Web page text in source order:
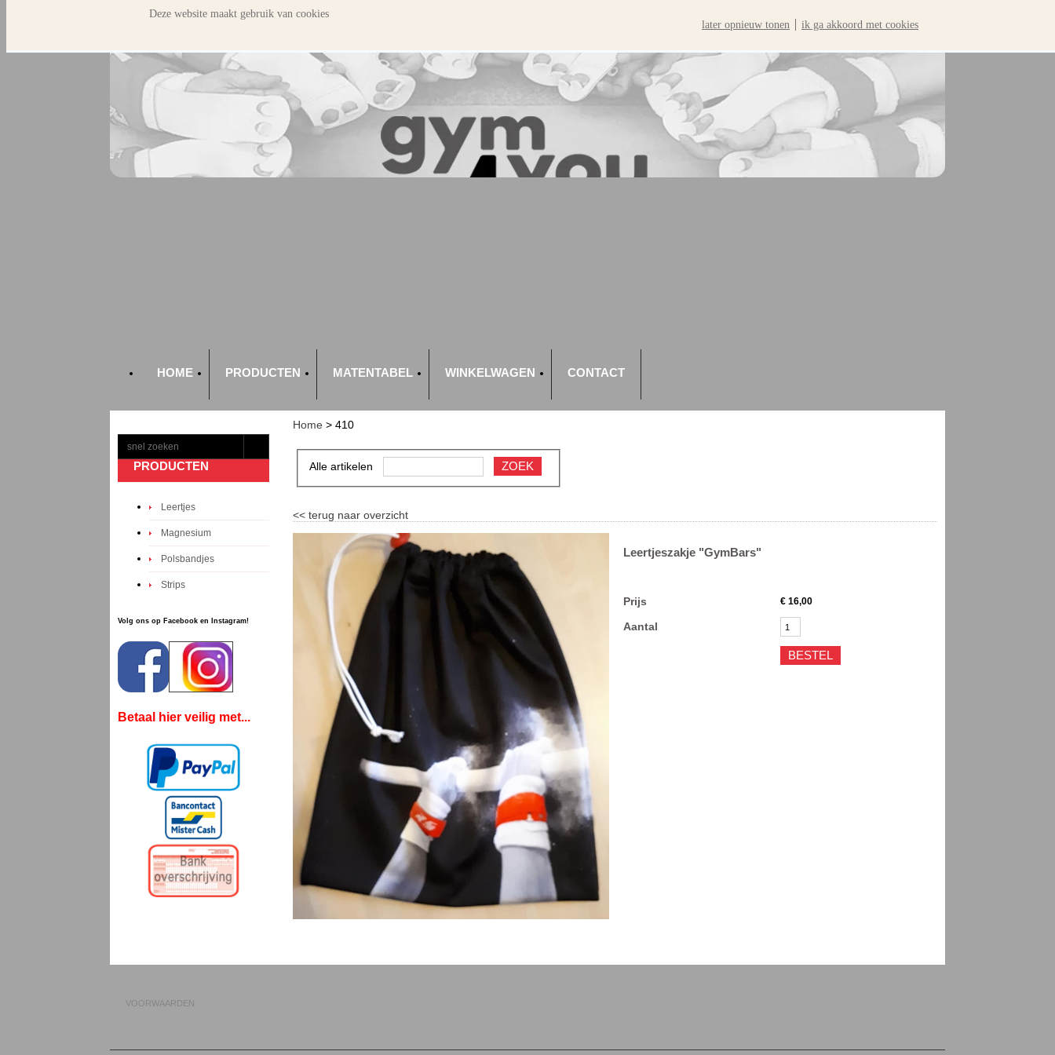
HOME PRODUCTEN MATENTABEL WINKELWAGEN CONTACT
PRODUCTEN
Leertjes
Magnesium
Polsbandjes
Strips
Volg ons op Facebook en Instagram!
Betaal hier veilig met...
Home >410
Alle artikelen ZOEK
<<terug naar overzicht
Leertjeszakje "GymBars"
Prijs € 16,00
Aantal
BESTEL
VOORWAARDEN
Deze website maakt gebruik van cookies
later opnieuw tonen
ik ga akkoord met cookies